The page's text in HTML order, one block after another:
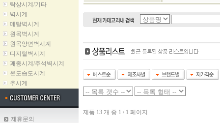
탁상시계/기타
벽시계
메탈벽시계
원목벽시계
원목양면벽시계
디지털벽시계
괘종시계/주석벽시계
온도습도시계
추시계
제휴문의
제품 13 개 중 1 / 1 페이지